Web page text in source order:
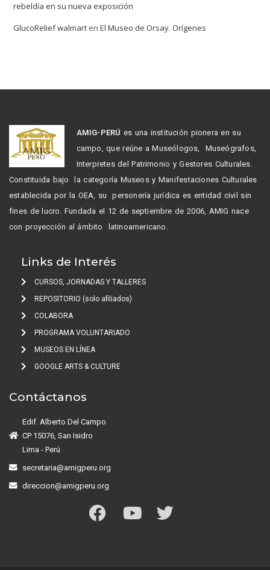
rebeldía en su nueva exposición
GlucoRelief walmart enEl Museo de Orsay. Orígenes
AMIG-PERÚ es una institución pionera en su
campo, que reúne a Museólogos, Museógrafos,
Interpretes del Patrimonio y Gestores Culturales.
Constituida bajo la categoría Museos y Manifestaciones Culturales
establecida por la OEA, su personería jurídica es entidad civil sin
fines de lucro. Fundada el 12 de septiembre de 2006, AMIG nace
con proyección al ámbito latinoamericano.
Links de Interés
CURSOS, JORNADAS Y TALLERES
REPOSITORIO (solo afiliados)
COLABORA
PROGRAMA VOLUNTARIADO
MUSEOS EN LÍNEA
GOOGLE ARTS & CULTURE
Contáctanos
Edif. Alberto Del Campo
CP 15076, San Isidro
Lima - Perú
secretaria@amigperu.org
direccion@amigperu.org